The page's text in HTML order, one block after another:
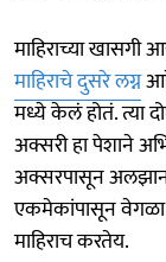
माहिराच्या खासगी
माहिराचे दुसरे लग्न
मध्ये केलं होतं. त्या
अक्सरी हा पेशाने
अक्सरपासून अलझान
एकमेकांपासून वेगळा
माहिराच करतेय.